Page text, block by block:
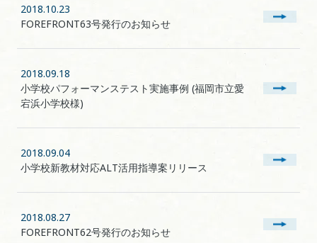
2018.10.23
FOREFRONT63号発行のお知らせ
2018.09.18
小学校パフォーマンステスト実施事例 (福岡市立愛
宕浜小学校様)
2018.09.04
小学校新教材対応ALT活用指導案リリース
2018.08.27
FOREFRONT62号発行のお知らせ